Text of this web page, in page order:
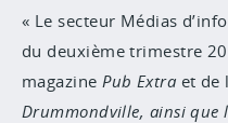
« Le secteur Médias
du deuxième trimestre
magazinePub Extra et de
Drummondville, ainsi que